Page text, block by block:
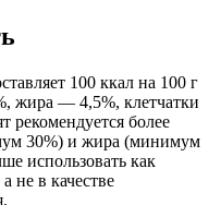
100 ккал на 100 г
жира — 4,5%, клетчатки
рекомендуется более
30%) и жира (минимум
использовать как
не в качестве